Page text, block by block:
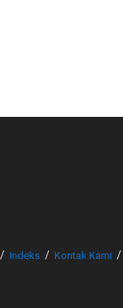
Indeks
Kontak Kami